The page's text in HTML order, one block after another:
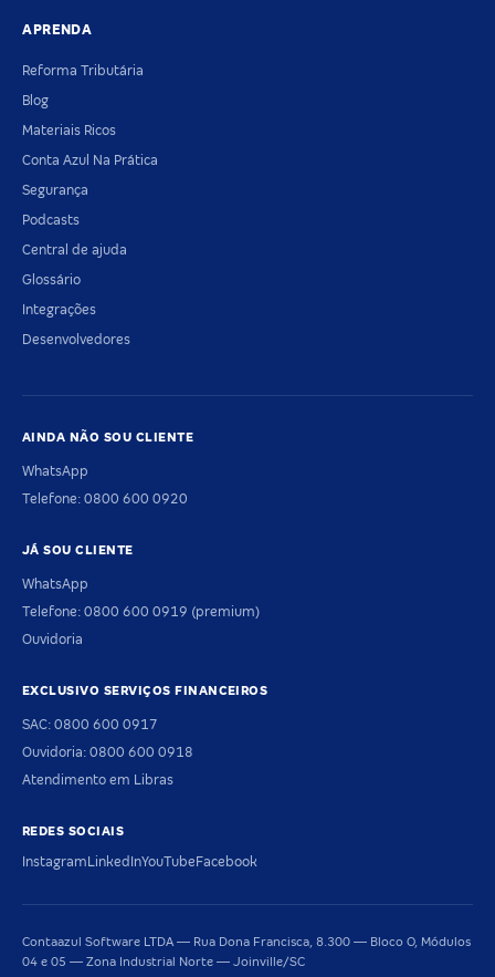
APRENDA
Reforma Tributária
Blog
Materiais Ricos
Conta Azul Na Prática
Segurança
Podcasts
Central de ajuda
Glossário
Integrações
Desenvolvedores
AINDA NÃO SOU CLIENTE
WhatsApp
Telefone: 0800 600 0920
JÁ SOU CLIENTE
WhatsApp
Telefone: 0800 600 0919 (premium)
Ouvidoria
EXCLUSIVO SERVIÇOS FINANCEIROS
SAC: 0800 600 0917
Ouvidoria: 0800 600 0918
Atendimento em Libras
REDES SOCIAIS
InstagramLinkedInYouTubeFacebook
Contaazul Software LTDA — Rua Dona Francisca, 8.300 — Bloco O, Módulos
04 e 05 — Zona Industrial Norte — Joinville/SC